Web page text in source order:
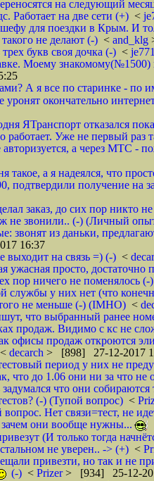
на следующий
Работает на две сети (+) <
для поездки в Крым. И
не делают (-) < and_klg
букв своя дочка (-) <
Моему знакомому(№1500)
А я все по старинке - по
окончательно
ЯТранспорт отказался
работает. Уже не первый раз
а через МТС -
такое, а я надеялся, что
подтвердили получение на
заказ, до сих пор никто
не звонили.. (-) (Личный
звонят из даньки,
16:37
выходит на связь =) (-) <
ужасная просто,
пор ничего не поменялось (-)
службы у них нет (что
не меньше (-) (IMHO) <
что выбранный ранее
продаж. Видимо с кс не
офисы продаж откроются
< decarch > [898] 27-12-2017
период у них не
что до 1.06 они ни за что не
что они
(-) (Тупой вопрос) <
Нет связи=тест, не
зачем они вообще нужны...
(И только тогда
не уверен.. -> (+) <
привезти, но так и не
(-) < Prizer> [934] 25-12-